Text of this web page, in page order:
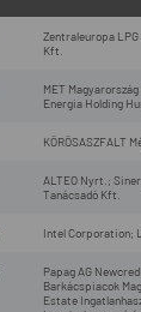
Zentraleuropa LPG
Kft.
MET
Energia Holding
KÖRÖSASZFALT
ALTEO Nyrt.;
Tanácsadó Kft.
Intel Corporation;
Papag AG
Barkácspiacok
Estate